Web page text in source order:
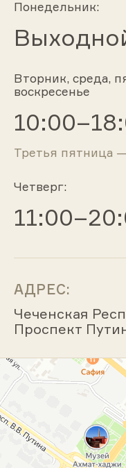
Понедельник:
Вторник, среда,
воскресенье
Третья пятница
Четверг:
АДРЕС:
Чеченская
Проспект